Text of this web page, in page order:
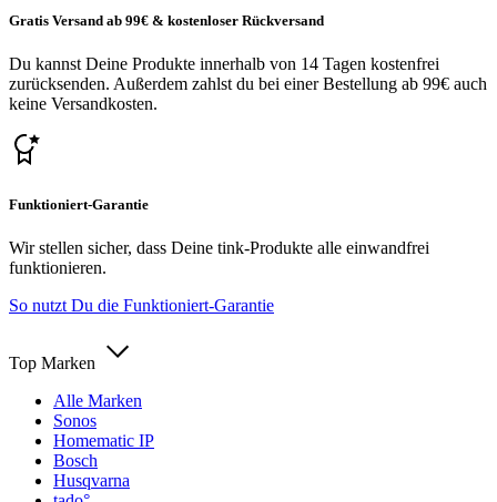
Gratis Versand ab 99€ & kostenloser Rückversand
Du kannst Deine Produkte innerhalb von 14 Tagen kostenfrei
zurücksenden. Außerdem zahlst du bei einer Bestellung ab 99€ auch
keine Versandkosten.
Funktioniert-Garantie
Wir stellen sicher, dass Deine tink-Produkte alle einwandfrei
funktionieren.
So nutzt Du die Funktioniert-Garantie
Top Marken
Alle Marken
Sonos
Homematic IP
Bosch
Husqvarna